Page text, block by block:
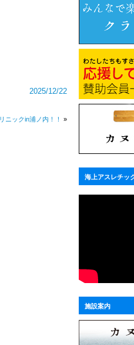
2025/12/22
ニックin浦ノ内！！ »
海上アスレチッ
施設案内